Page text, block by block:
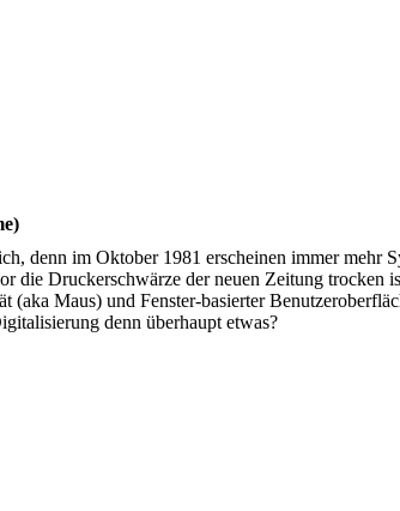
denn im Oktober 1981 erscheinen immer mehr
die Druckerschwärze der neuen Zeitung trocken
(aka Maus) und Fenster-basierter
denn überhaupt etwas?